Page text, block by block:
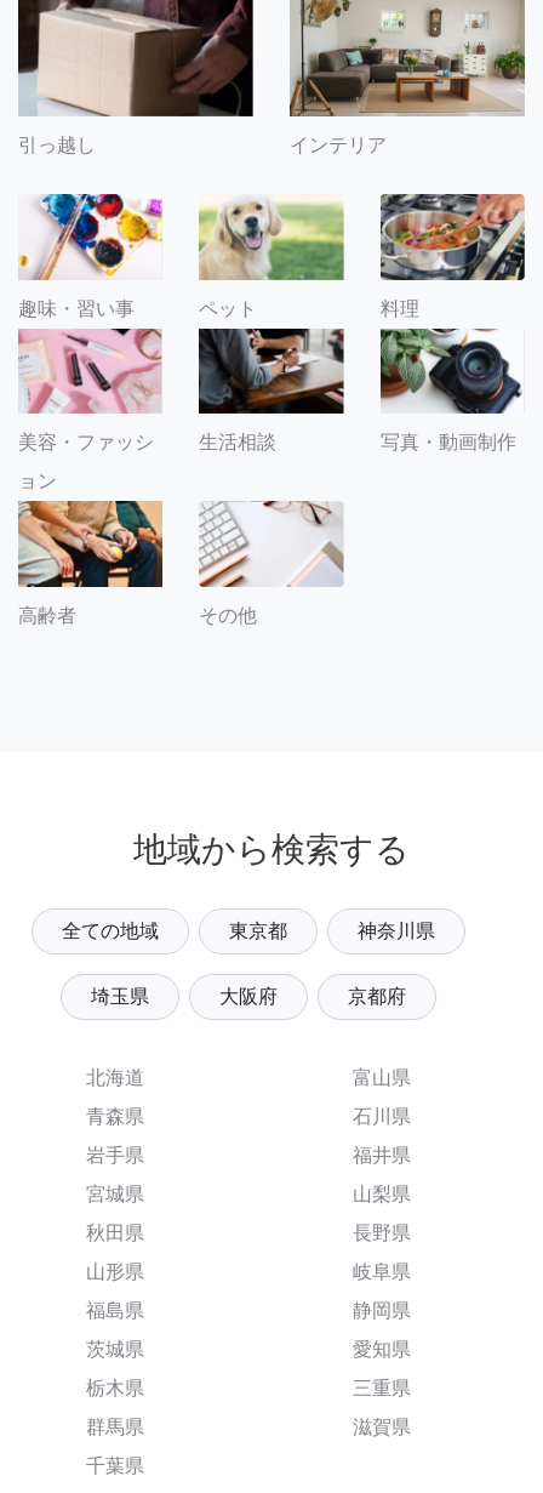
引っ越し インテリア
趣味・習い事 ペット 料理
美容・ファッシ
ョン
生活相談 写真・動画制作
高齢者 その他
地域から検索する
全ての地域 東京都 神奈川県
埼玉県 大阪府 京都府
北海道
青森県
岩手県
宮城県
秋田県
山形県
福島県
茨城県
栃木県
群馬県
千葉県
富山県
石川県
福井県
山梨県
長野県
岐阜県
静岡県
愛知県
三重県
滋賀県